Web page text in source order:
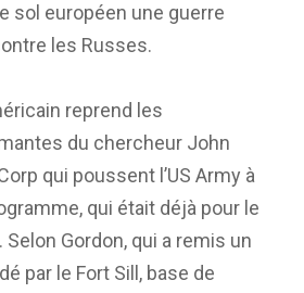
sol européen une guerre
les Russes.
reprend les
du chercheur John
qui poussent l’US Army à
qui était déjà pour le
Gordon, qui a remis un
par le Fort Sill, base de